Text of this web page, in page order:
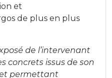
et
de plus en plus
de l’intervenant
concrets issus de son
permettant